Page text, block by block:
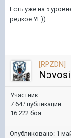
Есть уже на 5
редкое УГ))
[RPZDN]
Участник
7 647 публикаций
16 222 боя
Опубликовано: 1